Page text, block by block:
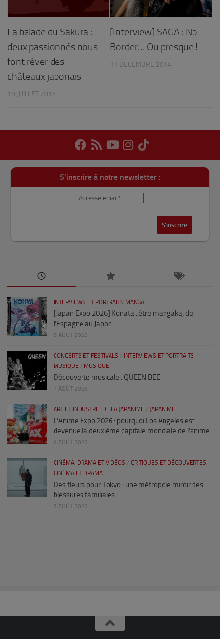
La balade du Sakura :
deux passionnés nous
font rêver des
châteaux japonais
19 JUILLET 2015
[Interview] SAGA : No
Border… Ou presque !
11 DÉCEMBRE 2014
S'inscrire à notre newsletter :
INTERVIEWS ET PORTRAITS MANGA
[Japan Expo 2026] Konata : être mangaka, de
l’Espagne au Japon
8 AOÛT 2026
CONCERTS ET FESTIVALS /
INTERVIEWS ET PORTRAITS
MUSIQUE / MUSIQUE
Découverte musicale : QUEEN BEE
7 AOÛT 2026
ART ET INDUSTRIE DE LA JAPANIME / JAPANIME
L’Anime Expo 2026 : pourquoi Los Angeles est
devenue la deuxième capitale mondiale de l’anime
6 AOÛT 2026
CINÉMA, DRAMA ET VIDÉOS / CRITIQUES ET DÉCOUVERTES
CINÉMA ET DRAMA
Des fleurs pour Tokyo : une métropole miroir des
blessures familiales
5 AOÛT 2026